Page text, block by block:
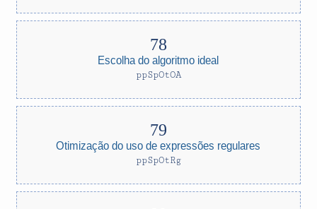
Escolha do algoritmo ideal
ppSpOtOA
Otimização do uso de expressões regulares
ppSpOtRg